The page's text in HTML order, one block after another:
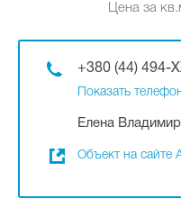
Цена за
+380 (44) 494-
Показать
Елена
Объект на сайте